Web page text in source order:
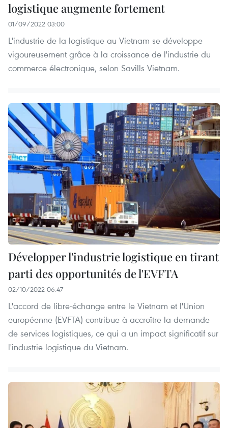
logistique augmente fortement
01/09/2022 03:00
L'industrie de la logistique au Vietnam se développe
vigoureusement grâce à la croissance de l'industrie du
commerce électronique, selon Savills Vietnam.
Développer l'industrie logistique en tirant
parti des opportunités de l'EVFTA
02/10/2022 06:47
L'accord de libre-échange entre le Vietnam et l'Union
européenne (EVFTA) contribue à accroître la demande
de services logistiques, ce qui a un impact significatif sur
l'industrie logistique du Vietnam.